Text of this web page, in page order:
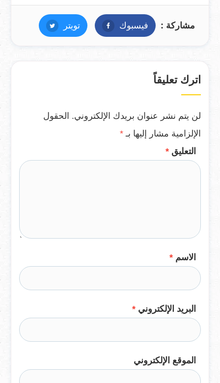
مشاركة : فيسبوك فيسبوكتويتر تويتر
اترك تعليقاً
لن يتم نشر عنوان بريدك الإلكتروني. الحقول
الإلزامية مشار إليها بـ *
التعليق *
الاسم *
البريد الإلكتروني *
الموقع الإلكتروني